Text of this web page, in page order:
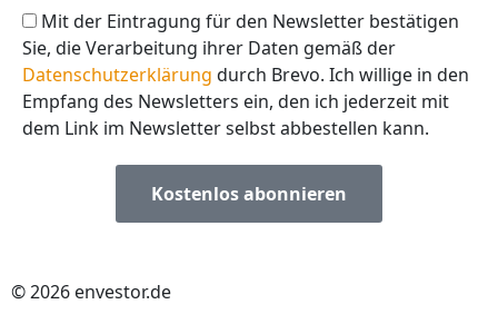
Mit der Eintragung für den Newsletter bestätigen
Sie, die Verarbeitung ihrer Daten gemäß der
Datenschutzerklärung durch Brevo. Ich willige in den
Empfang des Newsletters ein, den ich jederzeit mit
dem Link im Newsletter selbst abbestellen kann.
Kostenlos abonnieren
© 2026 envestor.de